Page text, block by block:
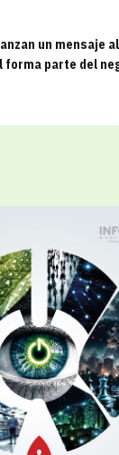
un mensaje
parte del